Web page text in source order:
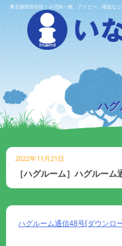
Skip東京都世田谷区｜小児科一般、アトピー、喘息な
ハ
2022年11月21日
［ハグルーム］ハグルーム
ハグルーム通信48号[ダウンロ